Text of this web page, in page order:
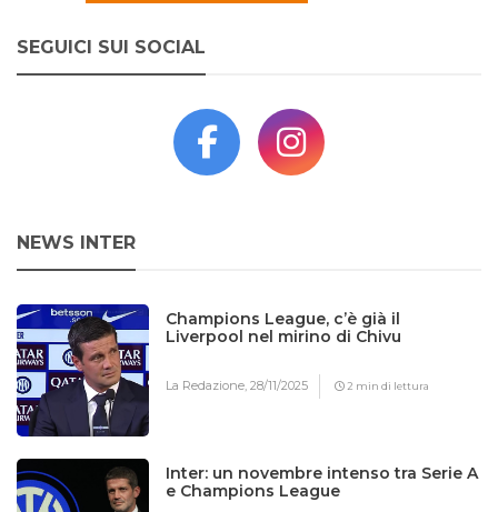
SEGUICI SUI SOCIAL
NEWS INTER
Champions League, c’è già il
Liverpool nel mirino di Chivu
La Redazione,28/11/2025 2 min di lettura
Inter: un novembre intenso tra Serie A
e Champions League